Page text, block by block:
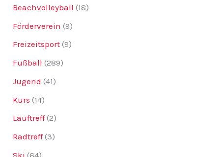
Beachvolleyball (18)
Förderverein (9)
Freizeitsport (9)
Fußball (289)
Jugend (41)
Kurs (14)
Lauftreff(2)
Radtreff(3)
Ski (64)